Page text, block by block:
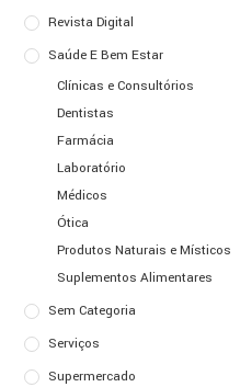
Revista Digital
Saúde E Bem Estar
Clínicas e Consultórios
Dentistas
Farmácia
Laboratório
Médicos
Ótica
Produtos Naturais e Místicos
Suplementos Alimentares
Sem Categoria
Serviços
Supermercado